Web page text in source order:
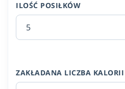
ILOŚĆ POSIŁKÓW
ZAKŁADANA LICZBA